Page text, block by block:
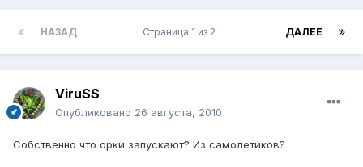
НАЗАД ДАЛЕЕ
Страница 1 из 2
ViruSS
Опубликовано 26 августа, 2010
Собственно что орки запускают? Из самолетиков?